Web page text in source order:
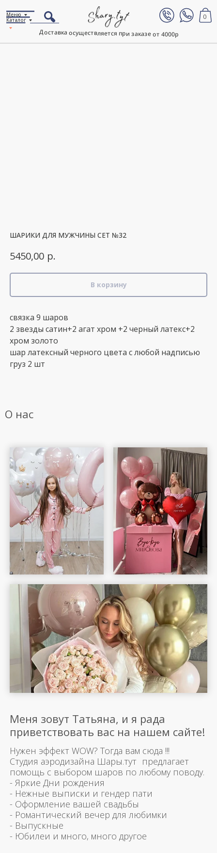
Доставка осуществляется при заказе от 4000р
0
Каталог
Меню
ШАРИКИ ДЛЯ МУЖЧИНЫ СЕТ №32
5450,00 р.
В корзину
связка 9 шаров
2 звезды сатин+2 агат хром +2 черный латекс+2
хром золото
шар латексный черного цвета с любой надписью
груз 2 шт
О нас
Меня зовут Татьяна, и я рада
приветствовать вас на нашем сайте!
Нужен эффект WOW? Тогда вам сюда !!!
Студия аэродизайна Шары.тут предлагает
помощь с выбором шаров по любому поводу.
- Яркие Дни рождения
- Нежные выписки и гендер пати
- Оформление вашей свадьбы
- Романтический вечер для любимки
- Выпускные
- Юбилеи и много, много другое